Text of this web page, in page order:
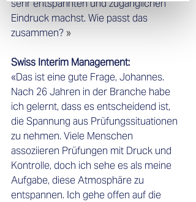
sehr entspannten und zugänglichen
Eindruck machst. Wie passt das
zusammen? »
Swiss Interim Management:
«Das ist eine gute Frage, Johannes.
Nach 26 Jahren in der Branche habe
ich gelernt, dass es entscheidend ist,
die Spannung aus Prüfungssituationen
zu nehmen. Viele Menschen
assoziieren Prüfungen mit Druck und
Kontrolle, doch ich sehe es als meine
Aufgabe, diese Atmosphäre zu
entspannen. Ich gehe offen auf die